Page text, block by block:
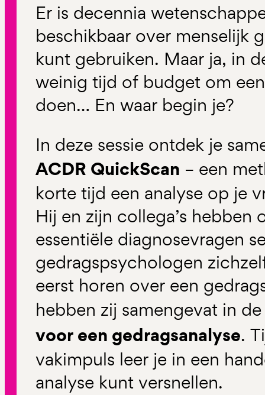
Er is decennia
beschikbaar over menselijk
kunt gebruiken. Maar ja, in
weinig tijd of budget om
doen… En waar begin je?
In deze sessie ontdek je
ACDR QuickScan – een
korte tijd een analyse op je
Hij en zijn collega’s hebben
essentiële diagnosevragen
gedragspsychologen
eerst horen over een
hebben zij samengevat in
voor een gedragsanalyse.
vakimpuls leer je in een
analyse kunt versnellen.